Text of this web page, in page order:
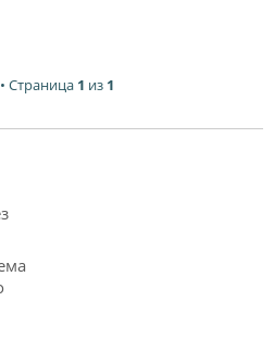
Страница 1 из 1